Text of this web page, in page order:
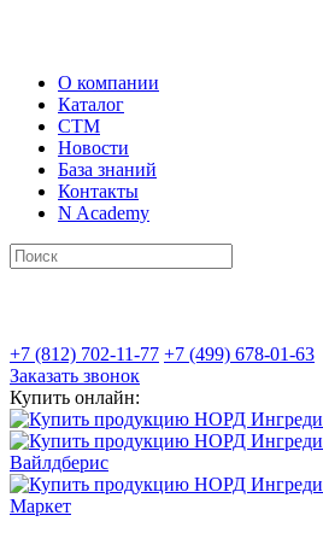
О компании
Каталог
СТМ
Новости
База знаний
Контакты
N Academy
+7 (812) 702-11-77 +7 (499) 678-01-63
Заказать звонок
Купить онлайн: